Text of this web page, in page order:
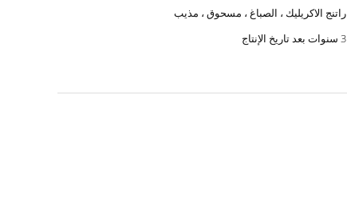
راتنج الاكريليك ، الصباغ ، مسحوق ، مذيب
3 سنوات بعد تاريخ الإنتاج